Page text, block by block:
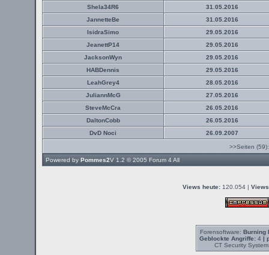
Shela34R6
31.05.2016
JannetteBe
31.05.2016
IsidraSimo
29.05.2016
JeanettP14
29.05.2016
JacksonWyn
29.05.2016
HABDennis
29.05.2016
LeahGrey4
28.05.2016
JuliannMcG
27.05.2016
SteveMcCra
26.05.2016
DaltonCobb
26.05.2016
DvD Noci
26.09.2007
>>Seiten
Powered by Pommes2V 1.2 © 2005 Forum 4 All
Views heute: 120.054 |
Forensoftware: Burning
Geblockte Angriffe:4 |
CT Security